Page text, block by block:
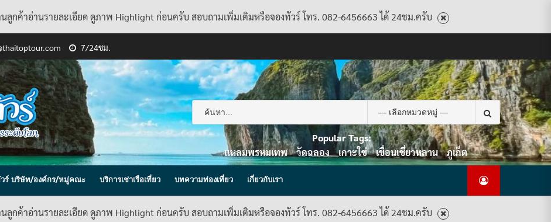
ลูกค้าอ่านรายละเอียด ดูภาพ Highlight ก่อนครับ สอบถามเพิ่มเติมหรือจองทัวร์ โทร. 082-6456663 ได้ 24ชม.ครับ
7/24ชม.
USACCOUNT
POLICY
AND
CONDITIONS
แพ็คเกจ
ทัวร์
ทั้งหมด
ต้อนรับ
สู่
ไทย
ท็อป
ทัวร์
กับ
เรา
ทัวร์
ทั้งหมด
Search
for:
Popular Tags:
แหลมพรหมเทพ
วัดฉลอง เกาะใข่ เขื่อนเชี่ยวหลาน ภูเก็ต
วร์ บริษัท/องค์กร/หมู่คณะ บริการเช่าเรือเที่ยว บทความท่องเที่ยว เกี่ยวกับเรา
ลูกค้าอ่านรายละเอียด ดูภาพ Highlight ก่อนครับ สอบถามเพิ่มเติมหรือจองทัวร์ โทร. 082-6456663 ได้ 24ชม.ครับ